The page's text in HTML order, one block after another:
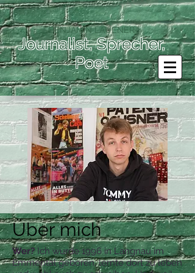
-BENJAMIN LAUENER-
Journalist, Sprecher,
Poet
Über mich
Wer?Ich wurde 1996 in Langnau im
Emmental geboren, lernte dort zu leben